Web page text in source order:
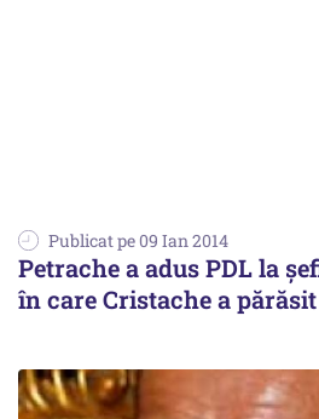
Publicat pe 09 Ian 2014
Petrache a adus PDL la
în care Cristache a părăsit